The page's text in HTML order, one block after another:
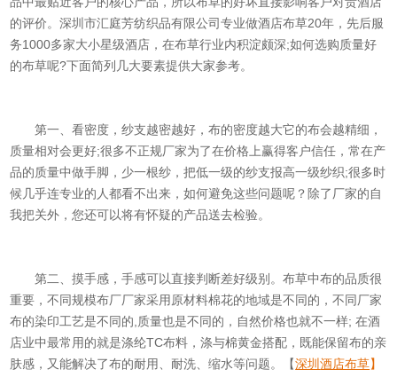
的评价。深圳市汇庭芳纺织品有限公司专业做酒店布草20年，先后服
务1000多家大小星级酒店，在布草行业内积淀颇深;如何选购质量好
的布草呢?下面简列几大要素提供大家参考。
第一、看密度，纱支越密越好，布的密度越大它的布会越精细，
质量相对会更好;很多不正规厂家为了在价格上赢得客户信任，常在产
品的质量中做手脚，少一根纱，把低一级的纱支报高一级纱织;很多时
候几乎连专业的人都看不出来，如何避免这些问题呢？除了厂家的自
我把关外，您还可以将有怀疑的产品送去检验。
第二、摸手感，手感可以直接判断差好级别。布草中布的品质很
重要，不同规模布厂厂家采用原材料棉花的地域是不同的，不同厂家
布的染印工艺是不同的,质量也是不同的，自然价格也就不一样; 在酒
店业中最常用的就是涤纶TC布料，涤与棉黄金搭配，既能保留布的亲
肤感，又能解决了布的耐用、耐洗、缩水等问题。【深圳酒店布草】